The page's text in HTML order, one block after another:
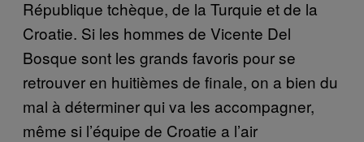
République tchèque, de la Turquie et de la
Croatie. Si les hommes de Vicente Del
Bosque sont les grands favoris pour se
retrouver en huitièmes de finale, on a bien du
mal à déterminer qui va les accompagner,
même si l’équipe de Croatie a l’air